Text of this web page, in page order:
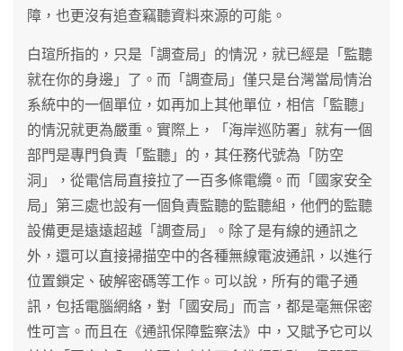
障，也更沒有追查竊聽資料來源的可能。
白瑄所指的，只是「調查局」的情況，就已經是「監聽
就在你的身邊」了。而「調查局」僅只是台灣當局情治
系統中的一個單位，如再加上其他單位，相信「監聽」
的情況就更為嚴重。實際上，「海岸巡防署」就有一個
部門是專門負責「監聽」的，其任務代號為「防空
洞」，從電信局直接拉了一百多條電纜。而「國家安全
局」第三處也設有一個負責監聽的監聽組，他們的監聽
設備更是遠遠超越「調查局」。除了是有線的通訊之
外，還可以直接掃描空中的各種無線電波通訊，以進行
位置鎖定、破解密碼等工作。可以說，所有的電子通
訊，包括電腦網絡，對「國安局」而言，都是毫無保密
性可言。而且在《通訊保障監察法》中，又賦予它可以